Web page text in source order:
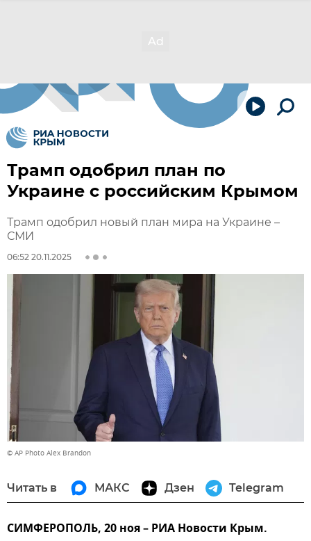
Трамп одобрил план по
Украине с российским Крымом
Трамп одобрил новый план мира на Украине –
СМИ
06:52 20.11.2025
© AP Photo Alex Brandon
Читать в МАКС Дзен Telegram
СИМФЕРОПОЛЬ, 20 ноя – РИА Новости Крым.